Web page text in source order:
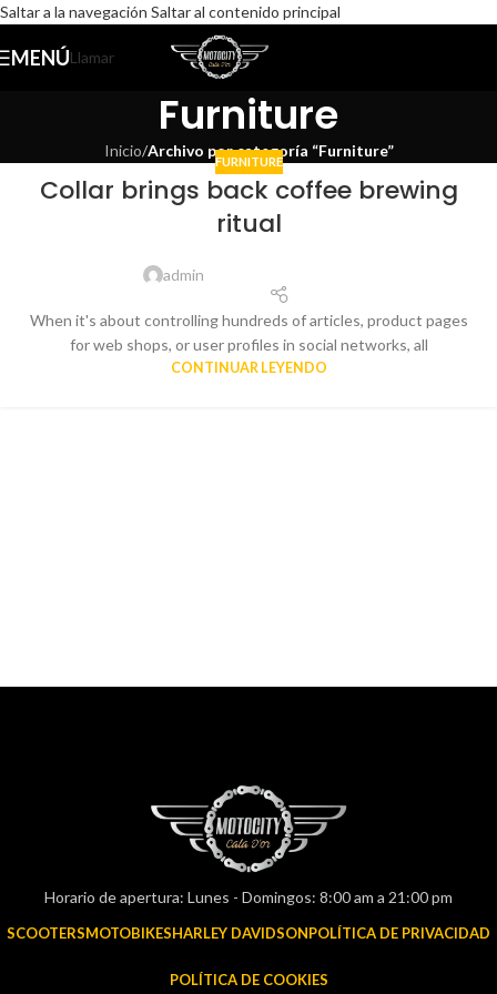
Saltar a la navegación Saltar al contenido principal
MENÚLlamar
Furniture
Inicio/Archivo por categoría “Furniture”
FURNITURE
Collar brings back coffee brewing
ritual
admin
When it's about controlling hundreds of articles, product pages
for web shops, or user profiles in social networks, all
CONTINUAR LEYENDO
Horario de apertura: Lunes - Domingos: 8:00 am a 21:00 pm
SCOOTERSMOTOBIKESHARLEY DAVIDSONPOLÍTICA DE PRIVACIDAD
POLÍTICA DE COOKIES